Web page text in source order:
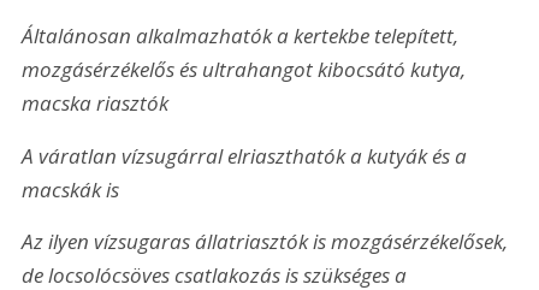
Általánosan alkalmazhatók a kertekbe telepített,
mozgásérzékelős és ultrahangot kibocsátó kutya,
macska riasztók
A váratlan vízsugárral elriaszthatók a kutyák és a
macskák is
Az ilyen vízsugaras állatriasztók is mozgásérzékelősek,
de locsoló­csöves csatlakozás is szükséges a